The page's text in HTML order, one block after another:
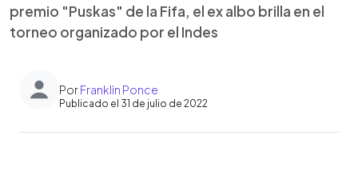
premio "Puskas" de la Fifa, el ex albo brilla en el
torneo organizado por el Indes
PorFranklin Ponce
Publicado el 31 de julio de 2022